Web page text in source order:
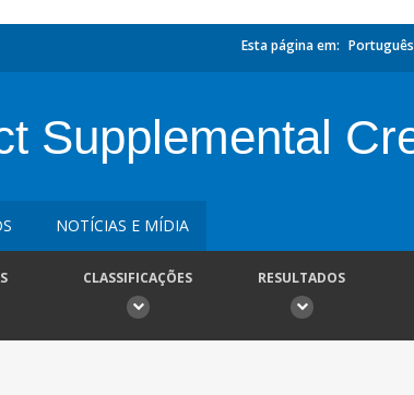
Esta página em: Português
Supplemental
NOTÍCIAS E MÍDIA
CLASSIFICAÇÕES RESULTADOS